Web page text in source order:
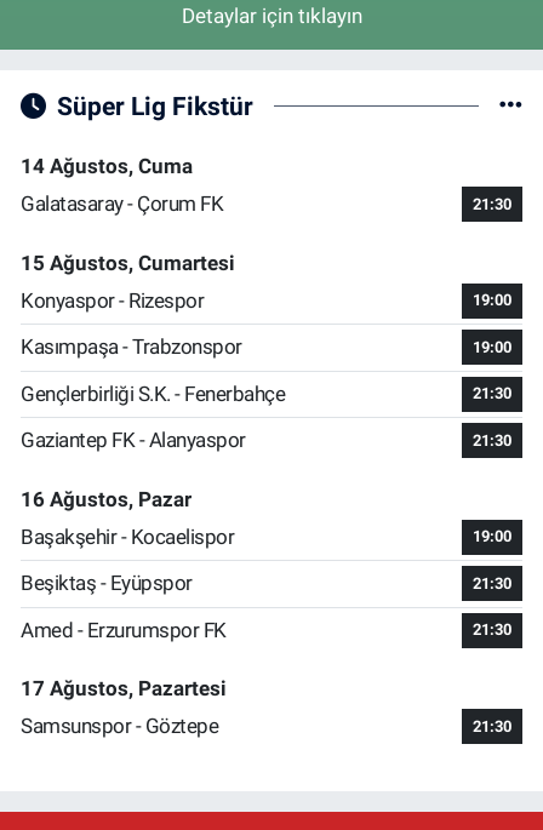
Detaylar için tıklayın
Süper Lig Fikstür
14 Ağustos, Cuma
Galatasaray - Çorum FK
21:30
15 Ağustos, Cumartesi
Konyaspor - Rizespor
19:00
Kasımpaşa - Trabzonspor 19:00
Gençlerbirliği S.K. - Fenerbahçe 21:30
Gaziantep FK - Alanyaspor 21:30
16 Ağustos, Pazar
Başakşehir - Kocaelispor
19:00
Beşiktaş - Eyüpspor 21:30
Amed - Erzurumspor FK 21:30
17 Ağustos, Pazartesi
Samsunspor - Göztepe
21:30